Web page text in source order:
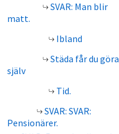
SVAR: Man blir
matt.
Ibland
Städa får du göra
själv
Tid.
SVAR: SVAR:
Pensionärer.